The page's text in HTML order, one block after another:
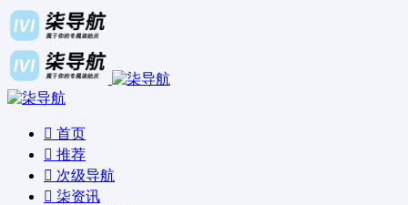
首页
推荐
次级导航
柒资讯